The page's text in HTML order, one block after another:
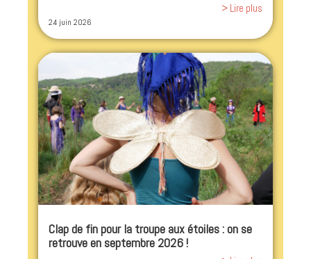
> Lire plus
24 juin 2026
Clap de fin pour la troupe aux étoiles : on se
retrouve en septembre 2026 !